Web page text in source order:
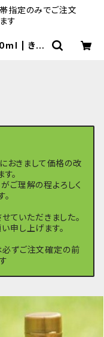
指定のみでご注文
す
| きし
おきまして価格の改
。
ご理解の程よろしく
ていただきました。
申し上げます。
ずご注文確定の前